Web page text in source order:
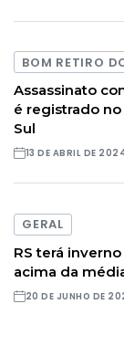
BOM RETIRO
Assassinato
é registrado
Sul
13 DE ABRIL DE
GERAL
RS terá
acima da
20 DE JUNHO DE